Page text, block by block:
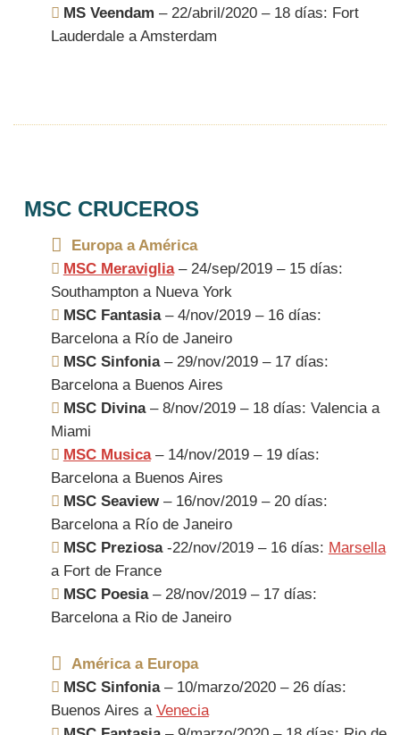
MS Veendam – 22/abril/2020 – 18 días: Fort
Lauderdale a Amsterdam
MSC CRUCEROS
Europa a América
MSC Meraviglia– 24/sep/2019 – 15 días:
Southampton a Nueva York
MSC Fantasia– 4/nov/2019 – 16 días:
Barcelona a Río de Janeiro
MSC Sinfonia– 29/nov/2019 – 17 días:
Barcelona a Buenos Aires
MSC Divina– 8/nov/2019 – 18 días: Valencia a
Miami
MSC Musica– 14/nov/2019 – 19 días:
Barcelona a Buenos Aires
MSC Seaview– 16/nov/2019 – 20 días:
Barcelona a Río de Janeiro
MSC Preziosa-22/nov/2019 – 16 días: Marsella
a Fort de France
MSC Poesia– 28/nov/2019 – 17 días:
Barcelona a Rio de Janeiro
América a Europa
MSC Sinfonia– 10/marzo/2020 – 26 días:
Buenos Aires a Venecia